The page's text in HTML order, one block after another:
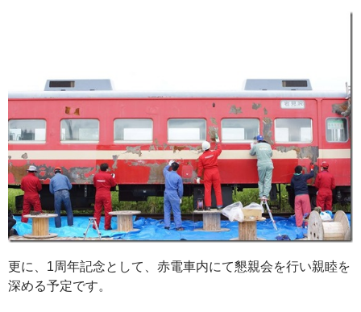
更に、1周年記念として、赤電車内にて懇親会を行い親睦を
深める予定です。